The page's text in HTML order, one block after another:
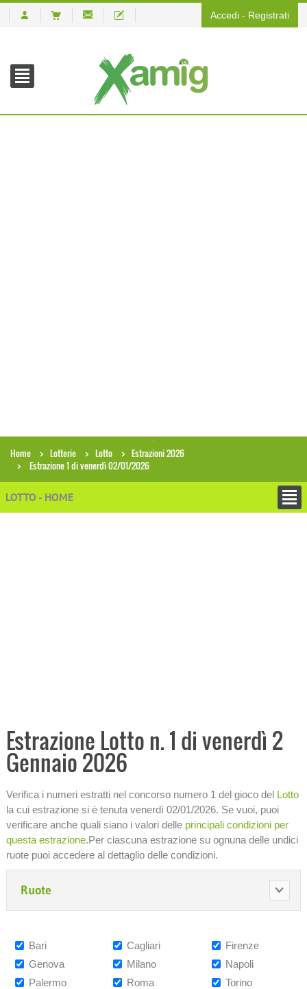
Accedi - Registrati
Home Lotterie Lotto
Estrazioni 2026
Estrazione 1 di venerdì 02/01/2026
LOTTO - HOME
STATISTICHE
SIMBOLOTTO
INFORMAZIONI SULLA LOTTERIA −
Estrazione Lotto n. 1 di venerdì 2
Gennaio 2026
Verifica i numeri estratti nel concorso numero 1 del gioco del Lotto
la cui estrazione si è tenuta venerdì 02/01/2026. Se vuoi, puoi
verificare anche quali siano i valori delle principali condizioni per
questa estrazione.Per ciascuna estrazione su ognuna delle undici
ruote puoi accedere al dettaglio delle condizioni.
Ruote
Bari
Genova
Palermo
Cagliari
Milano
Roma
Firenze
Napoli
Torino